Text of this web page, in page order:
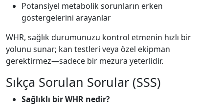
Potansiyel metabolik sorunların erken
göstergelerini arayanlar
WHR, sağlık durumunuzu kontrol etmenin hızlı bir
yolunu sunar; kan testleri veya özel ekipman
gerektirmez—sadece bir mezura yeterlidir.
Sıkça Sorulan Sorular (SSS)
Sağlıklı bir WHR nedir?